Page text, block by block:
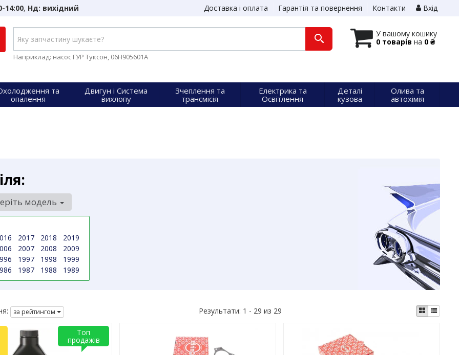
14:00, Нд: вихідний Доставка і оплата Гарантія та повернення Контакти Вхід
У вашому кошику
0 товарів на 0 ₴
Наприклад: насос ГУР Туксон, 06H905601A
та
опалення
Двигун і Система
вихлопу
Зчеплення та
трансмісія
Електрика та
Освітлення
Деталі
кузова
Олива та
автохімія
2017 2018
2019
2007 2008
2009
1997 1998
1999
1987 1988 1989
модель
за рейтингом Результати: 1 - 29 из 29
Топ
продажів